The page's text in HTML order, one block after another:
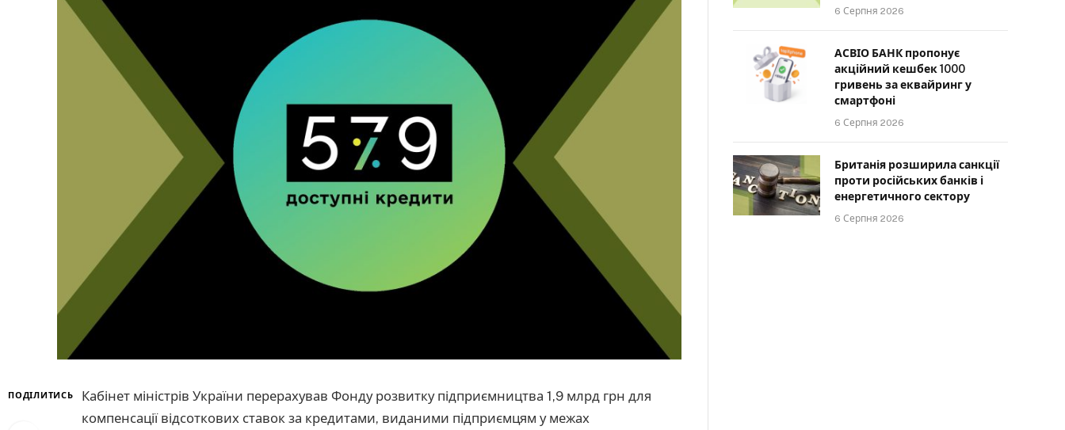
ПОДІЛИТИСЬ
Кабінет міністрів України перерахував Фонду розвитку підприємництва 1,9 млрд грн для
компенсації відсоткових ставок за кредитами, виданими підприємцям у межах
6 Серпня 2026
АСВІО БАНК пропонує
акційний кешбек 1000
гривень за еквайринг у
смартфоні
6 Серпня 2026
Британія розширила санкції
проти російських банків і
енергетичного сектору
6 Серпня 2026